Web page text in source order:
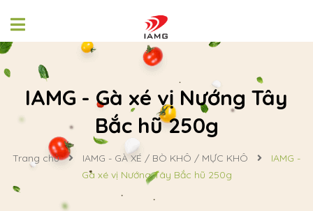
IAMG - Gà xé vị Nướng Tây
Bắc hũ 250g
Trang chủ IAMG - GÀ XÉ / BÒ KHÔ / MỰC KHÔ
IAMG -
Gà xé vị Nướng Tây Bắc hũ 250g